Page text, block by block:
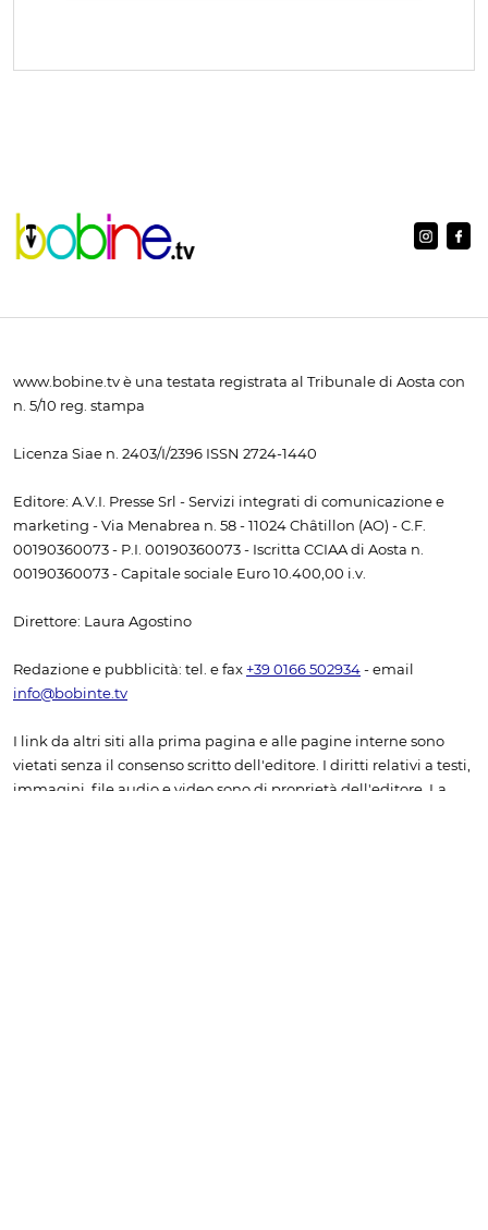
www.bobine.tv è una testata registrata al Tribunale di Aosta con
n. 5/10 reg. stampa
Licenza Siae n. 2403/I/2396 ISSN 2724-1440
Editore: A.V.I. Presse Srl - Servizi integrati di comunicazione e
marketing - Via Menabrea n. 58 - 11024 Châtillon (AO) - C.F.
00190360073 - P.I. 00190360073 - Iscritta CCIAA di Aosta n.
00190360073 - Capitale sociale Euro 10.400,00 i.v.
Direttore: Laura Agostino
Redazione e pubblicità: tel. e fax +39 0166 502934 - email
info@bobinte.tv
I link da altri siti alla prima pagina e alle pagine interne sono
vietati senza il consenso scritto dell'editore. I diritti relativi a testi,
immagini, file audio e video sono di proprietà dell'editore. La